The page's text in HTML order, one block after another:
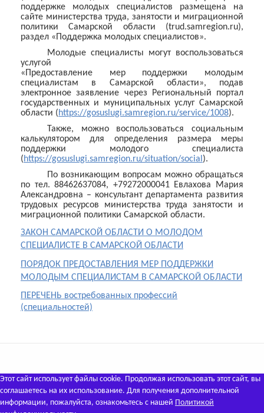
поддержке молодых специалистов размещена на
сайте министерства труда, занятости и миграционной
политики Самарской области (trud.samregion.ru),
раздел «Поддержка молодых специалистов».
Молодые специалисты могут воспользоваться
услугой
«Предоставление мер поддержки молодым
специалистам в Самарской области», подав
электронное заявление через Региональный портал
государственных и муниципальных услуг Самарской
области (https://gosuslugi.samregion.ru/service/1008).
Также, можно воспользоваться социальным
калькулятором для определения размера меры
поддержки молодого специалиста
(https://gosuslugi.samregion.ru/situation/social ).
По возникающим вопросам можно обращаться
по тел. 88462637084, +79272000041 Евлахова Мария
Александровна – консультант департамента развития
трудовых ресурсов министерства труда занятости и
миграционной политики Самарской области.
ЗАКОН САМАРСКОЙ ОБЛАСТИ О МОЛОДОМ
СПЕЦИАЛИСТЕ В САМАРСКОЙ ОБЛАСТИ
ПОРЯДОК ПРЕДОСТАВЛЕНИЯ МЕР ПОДДЕРЖКИ
МОЛОДЫМ СПЕЦИАЛИСТАМ В САМАРСКОЙ ОБЛАСТИ
ПЕРЕЧЕНЬ востребованных профессий
(специальностей)
Этот сайт использует файлы cookie. Продолжая использовать этот сайт, вы
соглашаетесь на их использование. Для получения дополнительной
информации, пожалуйста, ознакомьтесь с нашей Политикой